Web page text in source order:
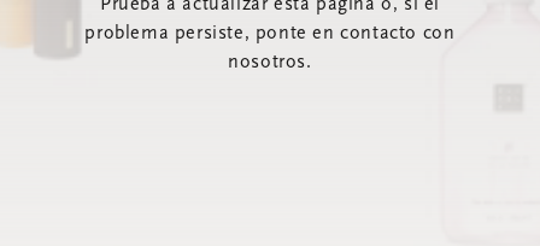
Prueba a actualizar esta página o, si el
problema persiste, ponte en contacto con
nosotros.